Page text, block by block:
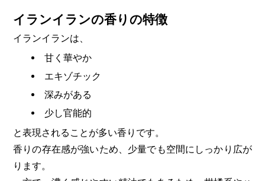
イランイランの香りの特徴
イランイランは、
甘く華やか
エキゾチック
深みがある
少し官能的
と表現されることが多い香りです。
香りの存在感が強いため、少量でも空間にしっかり広が
ります。